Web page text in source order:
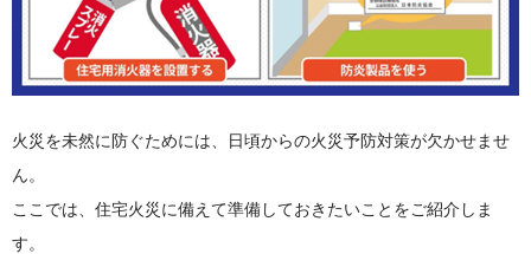
火災を未然に防ぐためには、日頃からの火災予防対策が欠かせませ
ん。
ここでは、住宅火災に備えて準備しておきたいことをご紹介しま
す。